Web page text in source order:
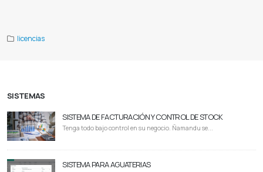
licencias
SISTEMAS
SISTEMA DE FACTURACIÓN Y CONTROL DE STOCK
Tenga todo bajo control en su negocio. Ñamandu se...
SISTEMA PARA AGUATERIAS